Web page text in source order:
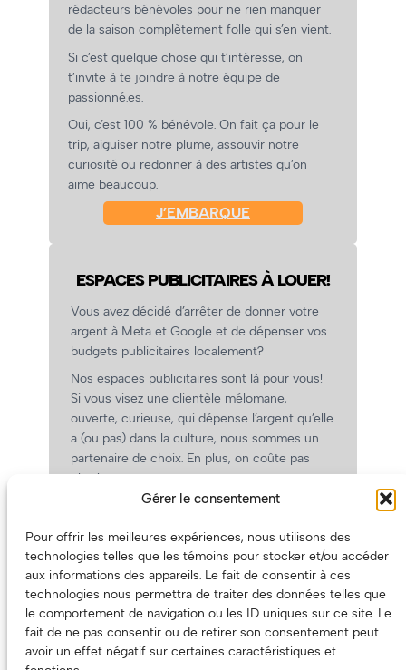
Gérer le consentement
Pour offrir les meilleures expériences, nous utilisons des
technologies telles que les témoins pour stocker et/ou accéder
aux informations des appareils. Le fait de consentir à ces
technologies nous permettra de traiter des données telles que
le comportement de navigation ou les ID uniques sur ce site. Le
fait de ne pas consentir ou de retirer son consentement peut
avoir un effet négatif sur certaines caractéristiques et
rédacteurs bénévoles pour ne rien manquer
de la saison complètement folle qui s’en vient.
Si c’est quelque chose qui t’intéresse, on
t’invite à te joindre à notre équipe de
passionné.es.
Oui, c’est 100 % bénévole. On fait ça pour le
trip, aiguiser notre plume, assouvir notre
curiosité ou redonner à des artistes qu’on
aime beaucoup.
J’EMBARQUE
ESPACES PUBLICITAIRES À LOUER!
Vous avez décidé d’arrêter de donner votre
argent à Meta et Google et de dépenser vos
budgets publicitaires localement?
Nos espaces publicitaires sont là pour vous!
Si vous visez une clientèle mélomane,
ouverte, curieuse, qui dépense l’argent qu’elle
a (ou pas) dans la culture, nous sommes un
partenaire de choix. En plus, on coûte pas
cher!
On prépare une grille tarifaire intéressante et
(Oui, on va avoir des tarifs spéciaux pour
vous, les artistes!)